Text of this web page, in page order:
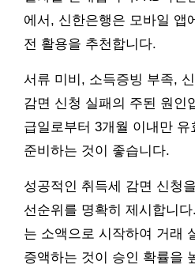
에서, 신한은행은 모바일 앱
전 활용을 추천합니다.
서류 미비, 소득증빙 부족,
감면 신청 실패의 주된 원인
급일로부터 3개월 이내만 유
준비하는 것이 좋습니다.
성공적인 취득세 감면 신청
선순위를 명확히 제시합니
는 소액으로 시작하여 거래
증액하는 것이 승인 확률을